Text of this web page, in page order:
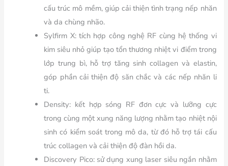
cấu trúc mô mềm, giúp cải thiện tình trạng nếp nhăn
và da chùng nhão.
Sylfirm X: tích hợp công nghệ RF cùng hệ thống vi
kim siêu nhỏ giúp tạo tổn thương nhiệt vi điểm trong
lớp trung bì, hỗ trợ tăng sinh collagen và elastin,
góp phần cải thiện độ săn chắc và các nếp nhăn li
ti.
Density: kết hợp sóng RF đơn cực và lưỡng cực
trong cùng một xung năng lượng nhằm tạo nhiệt nội
sinh có kiểm soát trong mô da, từ đó hỗ trợ tái cấu
trúc collagen và cải thiện độ đàn hồi da.
Discovery Pico: sử dụng xung laser siêu ngắn nhằm